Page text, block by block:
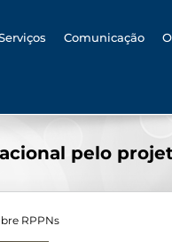
Comunicação
pelo
RPPNs